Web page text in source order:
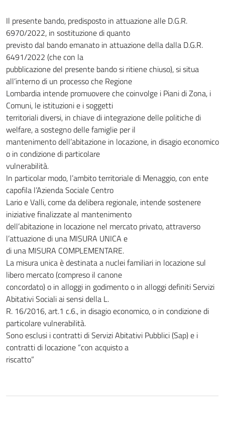
Il presente bando, predisposto in attuazione alle D.G.R.
6970/2022, in sostituzione di quanto
previsto dal bando emanato in attuazione della dalla D.G.R.
6491/2022 (che con la
pubblicazione del presente bando si ritiene chiuso), si situa
all’interno di un processo che Regione
Lombardia intende promuovere che coinvolge i Piani di Zona, i
Comuni, le istituzioni e i soggetti
territoriali diversi, in chiave di integrazione delle politiche di
welfare, a sostegno delle famiglie per il
mantenimento dell’abitazione in locazione, in disagio economico
o in condizione di particolare
vulnerabilità.
In particolar modo, l’ambito territoriale di Menaggio, con ente
capofila l’Azienda Sociale Centro
Lario e Valli, come da delibera regionale, intende sostenere
iniziative finalizzate al mantenimento
dell’abitazione in locazione nel mercato privato, attraverso
l’attuazione di una MISURA UNICA e
di una MISURA COMPLEMENTARE.
La misura unica è destinata a nuclei familiari in locazione sul
libero mercato (compreso il canone
concordato) o in alloggi in godimento o in alloggi definiti Servizi
Abitativi Sociali ai sensi della L.
R. 16/2016, art.1 c.6., in disagio economico, o in condizione di
particolare vulnerabilità.
Sono esclusi i contratti di Servizi Abitativi Pubblici (Sap) e i
contratti di locazione “con acquisto a
riscatto”